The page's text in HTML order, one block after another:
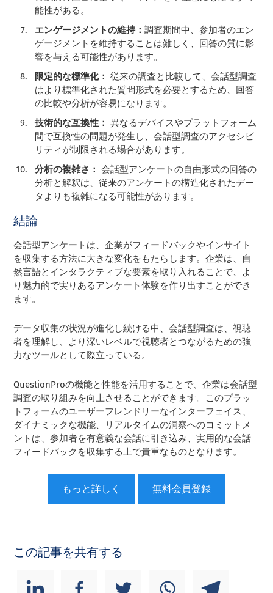
能性がある。
エンゲージメントの維持：調査期間中、参加者のエン
ゲージメントを維持することは難しく、回答の質に影
響を与える可能性があります。
限定的な標準化：従来の調査と比較して、会話型調査
はより標準化された質問形式を必要とするため、回答
の比較や分析が容易になります。
技術的な互換性：異なるデバイスやプラットフォーム
間で互換性の問題が発生し、会話型調査のアクセシビ
リティが制限される場合があります。
分析の複雑さ：会話型アンケートの自由形式の回答の
分析と解釈は、従来のアンケートの構造化されたデー
タよりも複雑になる可能性があります。
結論
会話型アンケートは、企業がフィードバックやインサイト
を収集する方法に大きな変化をもたらします。企業は、自
然言語とインタラクティブな要素を取り入れることで、よ
り魅力的で実りあるアンケート体験を作り出すことができ
ます。
データ収集の状況が進化し続ける中、会話型調査は、視聴
者を理解し、より深いレベルで視聴者とつながるための強
力なツールとして際立っている。
QuestionProの機能と性能を活用することで、企業は会話型
調査の取り組みを向上させることができます。このプラッ
トフォームのユーザーフレンドリーなインターフェイス、
ダイナミックな機能、リアルタイムの洞察へのコミットメ
ントは、参加者を有意義な会話に引き込み、実用的な会話
フィードバックを収集する上で貴重なものとなります。
もっと詳しく 無料会員登録
この記事を共有する